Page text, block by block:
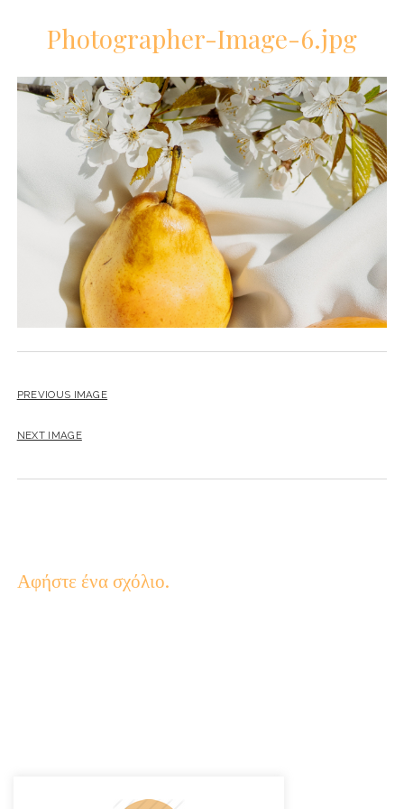
Photographer-Image-6.jpg
PREVIOUS IMAGE
NEXT IMAGE
Αφήστε ένα σχόλιο.